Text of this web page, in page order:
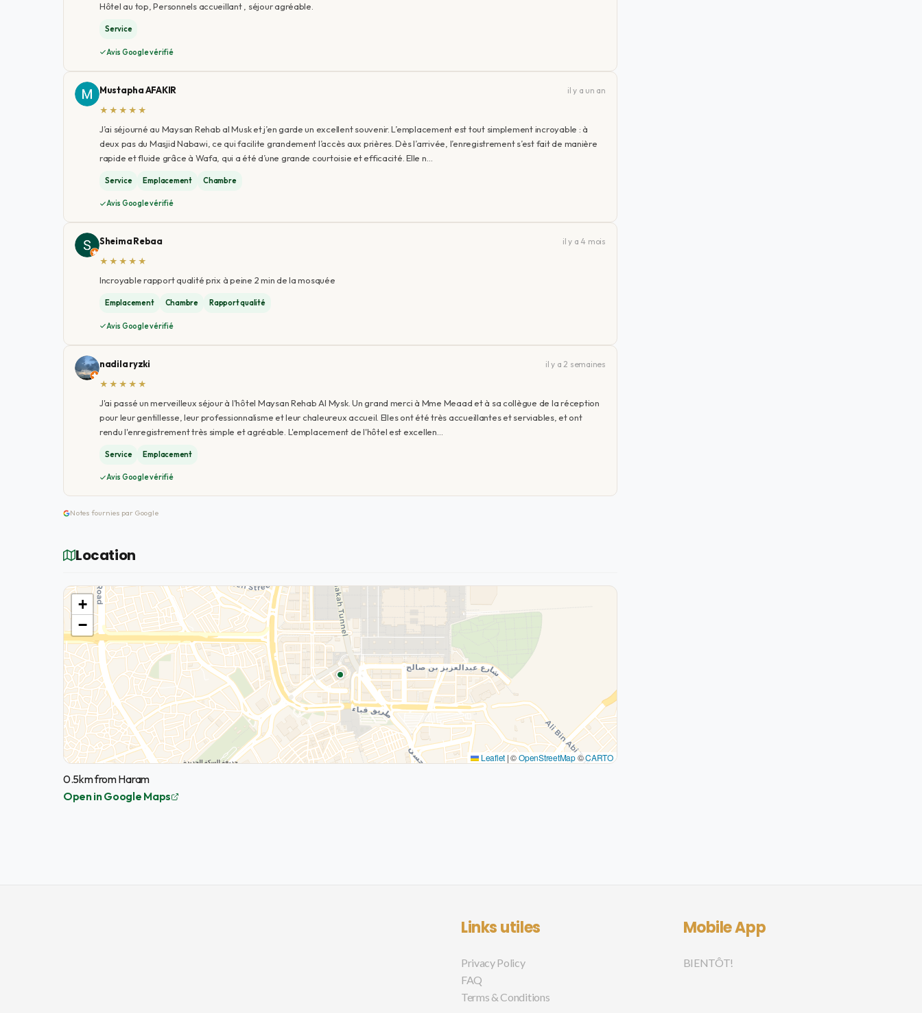
Hôtel au top, Personnels accueillant , séjour agréable.
Service
Avis Google vérifié
Mustapha AFAKIR
il y a un an
★★★★★
J’ai séjourné au Maysan Rehab al Musk et j’en garde un excellent souvenir. L’emplacement est tout simplement incroyable : à
deux pas du Masjid Nabawi, ce qui facilite grandement l’accès aux prières. Dès l’arrivée, l’enregistrement s’est fait de manière
rapide et fluide grâce à Wafa, qui a été d’une grande courtoisie et efficacité. Elle n…
Service Emplacement Chambre
Avis Google vérifié
Sheima Rebaa
il y a 4 mois
★★★★★
Incroyable rapport qualité prix à peine 2 min de la mosquée
Emplacement Chambre Rapport qualité
Avis Google vérifié
nadila ryzki
il y a 2 semaines
★★★★★
J'ai passé un merveilleux séjour à l'hôtel Maysan Rehab Al Mysk. Un grand merci à Mme Meaad et à sa collègue de la réception
pour leur gentillesse, leur professionnalisme et leur chaleureux accueil. Elles ont été très accueillantes et serviables, et ont
rendu l'enregistrement très simple et agréable. L'emplacement de l'hôtel est excellen…
Service Emplacement
Avis Google vérifié
Notes fournies par Google
Location
+
−
Leaflet |©OpenStreetMap©CARTO
0.5km from Haram
Open in Google Maps
Links utiles
Privacy Policy
FAQ
Terms & Conditions
Mobile App
BIENTÔT!